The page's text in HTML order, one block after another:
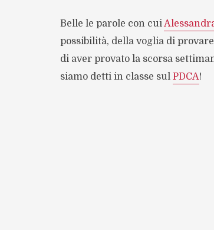
Belle le parole con cui
possibilità, della voglia di
di aver provato la scorsa
siamo detti in classe sul PDCA!